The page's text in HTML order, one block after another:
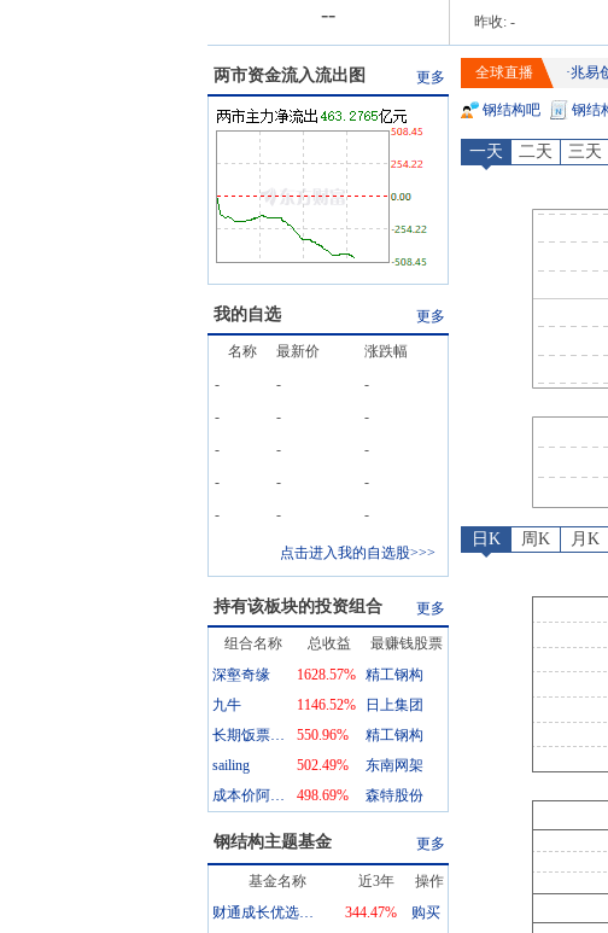
-- 昨收: -
两市资金流入流出图 更多
我的自选 更多
名称 最新价
涨跌幅
-
-
-
-
-
-
-
-
-
-
-
-
-
- -
点击进入我的自选股>>>
持有该板块的投资组合 更多
组合名称 总收益
最赚钱股票
深壑奇缘
1628.57% 精工钢构
九牛
1146.52%
日上集团
长期饭票123
550.96%
精工钢构
sailing
502.49%
东南网架
成本价阿西吧
498.69% 森特股份
钢结构主题基金 更多
基金名称 近3年
操作
财通成长优选混合A
344.47%
购买
全球直播 ·兆易
钢结构吧 钢结
一天 二天 三天
日K 周K 月K